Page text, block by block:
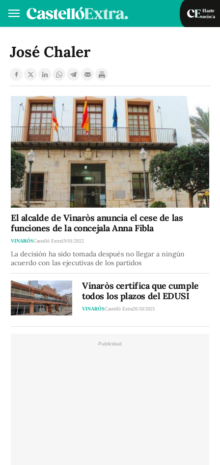
Hazte
socio/a
VA
José Chaler
El alcalde de Vinaròs anuncia el cese de las
funciones de la concejala Anna Fibla
VINARÓSCastelló Extra19/01/2022
La decisión ha sido tomada después no llegar a ningún
acuerdo con las ejecutivas de los partidos
Vinaròs certifica que cumple
todos los plazos del EDUSI
VINARÓSCastelló Extra26/10/2021